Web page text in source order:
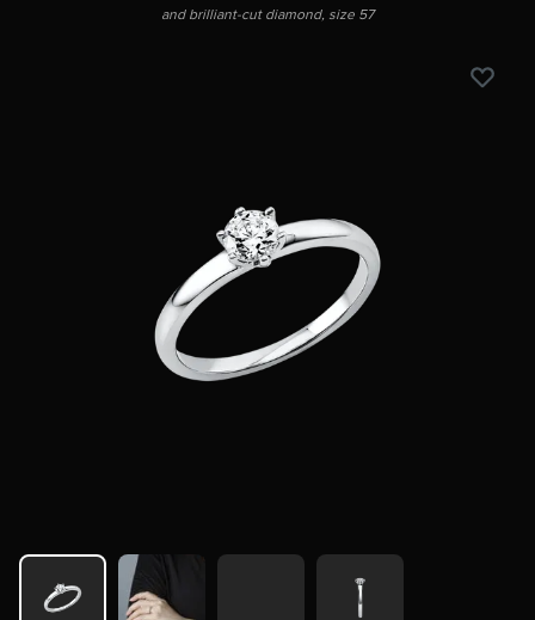
and brilliant-cut diamond, size 57